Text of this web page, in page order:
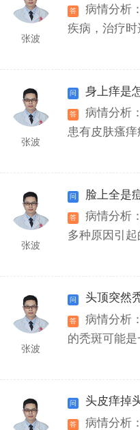
张波
病情分析
疾病，治疗
张波
身上痒是
病情分析
患有皮肤瘙
张波
脸上全是
病情分析
多种原因引
张波
头顶突然
病情分析
的秃斑可能
头皮痒掉
病情分析